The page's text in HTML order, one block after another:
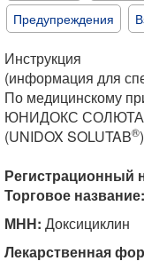
Предупреждения
Инструкция
(информация для
По медицинскому
ЮНИДОКС
(UNIDOX SOLUTAB®)
Регистрационный
Торговое название:
МНН: Доксициклин
Лекарственная